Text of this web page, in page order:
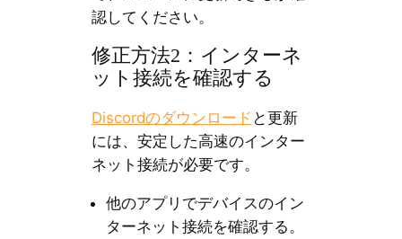
認してください。
修正方法2：インターネ
ット接続を確認する
Discordのダウンロード と更新
には、安定した高速のインター
ネット接続が必要です。
他のアプリでデバイスのイン
ターネット接続を確認する。